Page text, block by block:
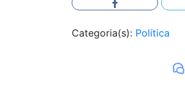
Categoria(s): Política